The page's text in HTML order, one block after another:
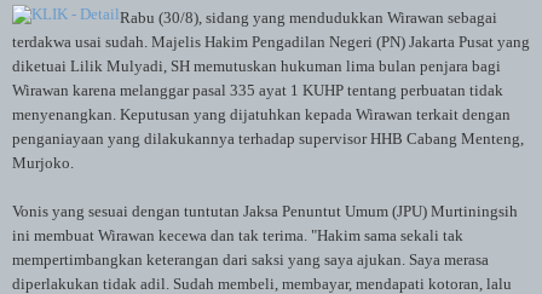
Rabu (30/8), sidang yang mendudukkan Wirawan sebagai
terdakwa usai sudah. Majelis Hakim Pengadilan Negeri (PN) Jakarta Pusat yang
diketuai Lilik Mulyadi, SH memutuskan hukuman lima bulan penjara bagi
Wirawan karena melanggar pasal 335 ayat 1 KUHP tentang perbuatan tidak
menyenangkan. Keputusan yang dijatuhkan kepada Wirawan terkait dengan
penganiayaan yang dilakukannya terhadap supervisor HHB Cabang Menteng,
Murjoko.
Vonis yang sesuai dengan tuntutan Jaksa Penuntut Umum (JPU) Murtiningsih
ini membuat Wirawan kecewa dan tak terima. "Hakim sama sekali tak
mempertimbangkan keterangan dari saksi yang saya ajukan. Saya merasa
diperlakukan tidak adil. Sudah membeli, membayar, mendapati kotoran, lalu